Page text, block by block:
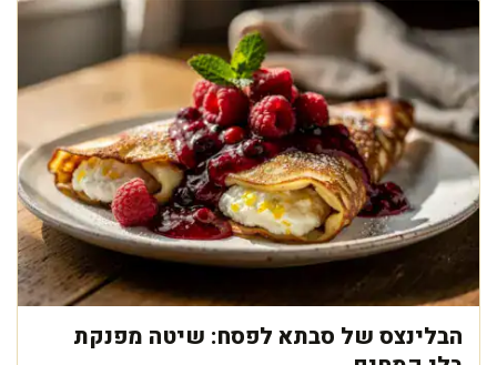
הבלינצס של סבתא לפסח: שיטה מפנקת